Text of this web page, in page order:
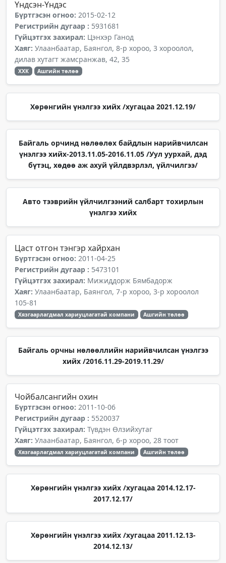
Үндсэн-Үндэс
Бүртгэсэн огноо: 2015-02-12
Регистрийн дугаар : 5931681
Гүйцэтгэх захирал: Цэнхэр Ганод
Хаяг: Улаанбаатар, Баянгол, 8-р хороо, 3 хороолол,
дилав хутагт жамсранжав, 42, 35
ХХК Ашгийн төлөө
Хөрөнгийн үнэлгээ хийх /хугацаа 2021.12.19/
Байгаль орчинд нөлөөлөх байдлын нарийвчилсан
үнэлгээ хийх-2013.11.05-2016.11.05 /Уул уурхай, дэд
бүтэц, хөдөө аж ахуй үйлдвэрлэл, үйлчилгээ/
Авто тээврийн үйлчилгээний салбарт тохирлын
үнэлгээ хийх
Цаст отгон тэнгэр хайрхан
Бүртгэсэн огноо: 2011-04-25
Регистрийн дугаар : 5473101
Гүйцэтгэх захирал: Мижиддорж Бямбадорж
Хаяг: Улаанбаатар, Баянгол, 7-р хороо, 3-р хороолол
105-81
Хязгаарлагдмал хариуцлагатай компани Ашгийн төлөө
Байгаль орчны нөлөөллийн нарийвчилсан үнэлгээ
хийх /2016.11.29-2019.11.29/
Чойбалсангийн охин
Бүртгэсэн огноо: 2011-10-06
Регистрийн дугаар : 5520037
Гүйцэтгэх захирал: Түвдэн Өлзийхутаг
Хаяг: Улаанбаатар, Баянгол, 6-р хороо, 28 тоот
Хязгаарлагдмал хариуцлагатай компани Ашгийн төлөө
Хөрөнгийн үнэлгээ хийх /хугацаа 2014.12.17-
2017.12.17/
Хөрөнгийн үнэлгээ хийх /хугацаа 2011.12.13-
2014.12.13/